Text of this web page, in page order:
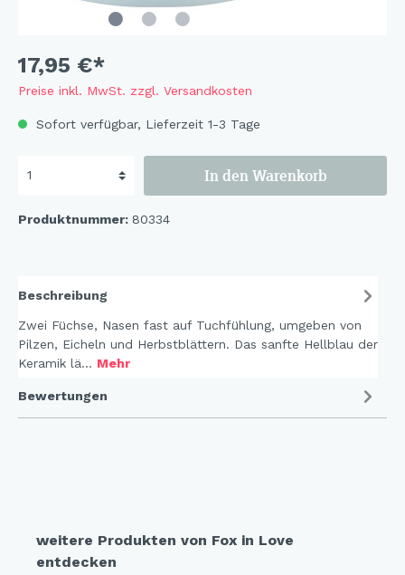
17,95 €*
Preise inkl. MwSt. zzgl. Versandkosten
Sofort verfügbar, Lieferzeit 1-3 Tage
In den Warenkorb
Produktnummer: 80334
Beschreibung
Zwei Füchse, Nasen fast auf Tuchfühlung, umgeben von
Pilzen, Eicheln und Herbstblättern. Das sanfte Hellblau der
Keramik lä… Mehr
Bewertungen
weitere Produkten von Fox in Love
entdecken